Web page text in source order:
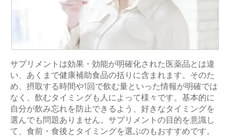
サプリメントは効果・効能が明確化された医薬品とは違
い、あくまで健康補助食品の括りに含まれます。そのた
め、摂取する時間や1回で飲む量といった情報が明確では
なく、飲むタイミングも人によって様々です。基本的に
自分が飲み忘れを防止できるよう、好きなタイミングを
選んでも問題ありません。サプリメントの目的を意識し
て、食前・食後とタイミングを選ぶのもおすすめです。